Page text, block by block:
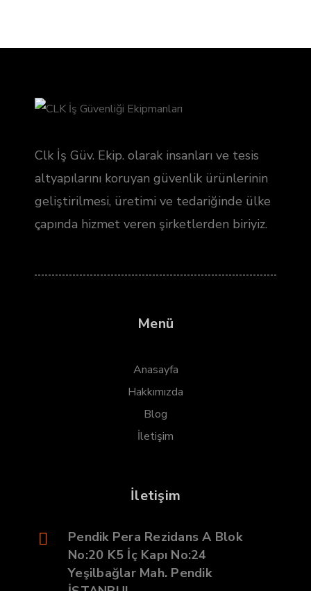
Clk İş Güv. Ekip. olarak insanları ve tesis
altyapılarını koruyan güvenlik ürünlerinin
geliştirilmesi, üretimi ve tedariğinde ülke
çapında hizmet veren şirketlerden biriyiz.
Menü
Anasayfa
Hakkımızda
Blog
İletişim
İletişim
Pendik Pera Rezidans A Blok
No:20 K5 İç Kapı No:24
Yeşilbağlar Mah. Pendik